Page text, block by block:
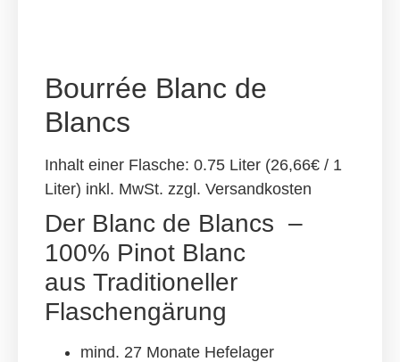
Bourrée Blanc de
Blancs
Inhalt einer Flasche: 0.75 Liter (26,66€ / 1
Liter) inkl. MwSt. zzgl. Versandkosten
Der Blanc de Blancs –
100% Pinot Blanc
aus Traditioneller
Flaschengärung
mind. 27 Monate Hefelager